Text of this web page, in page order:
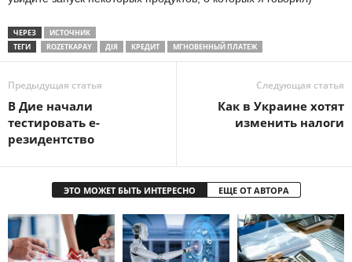
ЧЕРЕЗ
ИСТОЧНИК
ТЕГИ
ROZETKAPAY ДІЯ КРЕДИТ МГНОВЕННЫЙ ПЛАТЕЖ
Предыдущая статья
В Дие начали
тестировать е-
резидентство
Следующая статья
Как в Украине хотят
изменить налоги
ЭТО МОЖЕТ БЫТЬ ИНТЕРЕСНО ЕЩЕ ОТ АВТОРА